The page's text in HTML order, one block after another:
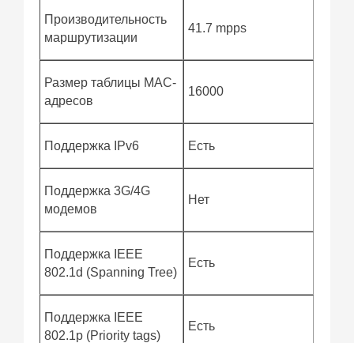
Производительность
маршрутизации
41.7 mpps
Размер таблицы MAC-
адресов
16000
Поддержка IPv6 Есть
Поддержка 3G/4G
модемов
Нет
Поддержка IEEE
802.1d (Spanning Tree)
Есть
Поддержка IEEE
802.1p (Priority tags)
Есть